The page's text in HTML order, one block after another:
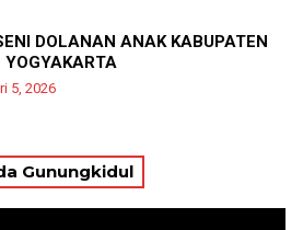
DOLANAN ANAK KABUPATEN
5, 2026
Gunungkidul